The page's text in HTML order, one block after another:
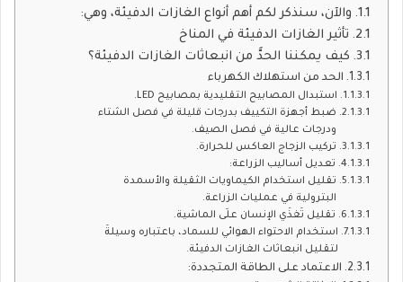
والآن، سنذكر لكم أهم أنواع الغازات الدفيئة، وهي:
تأثير الغازات الدفيئة في المناخ
كيف يمكننا الحدُّ من انبعاثات الغازات الدفيئة؟
الحد من استهلاك الكهرباء
استبدال المصابيح التقليدية بمصابيح LED.
ضبط أجهزة التكييف بدرجات قليلة في فصل الشتاء
ودرجات عالية في فصل الصيف.
تركيب الزجاج العاكس للحرارة.
تعديل أساليب الزراعة:
تقليل استخدام الكيماويات الثقيلة والأسمدة
البترولية في عمليات الزراعة.
تقليل تَغذِّي الإنسان علَى الماشية.
استخدام الاحتواء الهوائي للسماد، باعتباره وسيلةً
لتقليل انبعاثات الغازات الدفيئة.
الاعتماد على الطاقة المتجددة: